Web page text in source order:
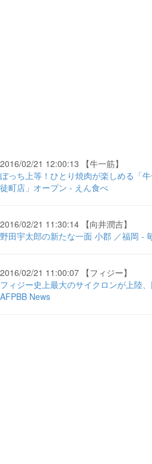
2016/02/21 12:00:13 【牛一筋】
ぼっち上等！ひとり焼肉が楽しめる「
徒町店」オープン - えん食べ
2016/02/21 11:30:14 【向井潤吉】
野田宇太郎の新たな一面 小郡 ／福岡 -
2016/02/21 11:00:07 【フィジー】
フィジー史上最大のサイクロンが上陸
AFPBB News